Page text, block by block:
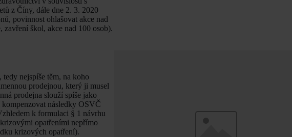
z Číny, dále dne 2. 3. 2020
povinnost ohlašovat akce nad
škol, akce nad 100 osob).
nejspíše těm, na koho
prodejnou, který ji musel
prodejna slouží spíše jako
kompenzovat následky OSVČ
k formulaci § 1 návrhu
opatřeními nepřímo
krizových opatření).